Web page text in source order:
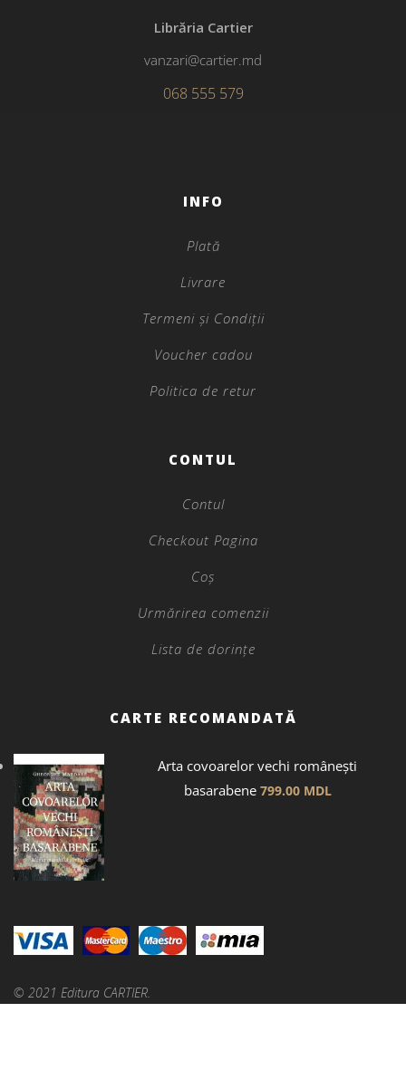
Librăria Cartier
vanzari@cartier.md
068 555 579
INFO
Plată
Livrare
Termeni și Condiții
Voucher cadou
Politica de retur
CONTUL
Contul
Checkout Pagina
Coș
Urmărirea comenzii
Lista de dorințe
CARTE RECOMANDATĂ
Arta covoarelor vechi românești
basarabene 799.00 MDL
© 2021 Editura CARTIER.